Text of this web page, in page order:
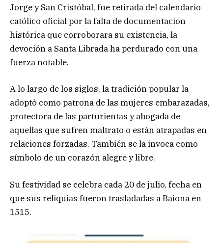
Jorge y San Cristóbal, fue retirada del calendario
católico oficial por la falta de documentación
histórica que corroborara su existencia, la
devoción a Santa Librada ha perdurado con una
fuerza notable.
A lo largo de los siglos, la tradición popular la
adoptó como patrona de las mujeres embarazadas,
protectora de las parturientas y abogada de
aquellas que sufren maltrato o están atrapadas en
relaciones forzadas. También se la invoca como
símbolo de un corazón alegre y libre.
Su festividad se celebra cada 20 de julio, fecha en
que sus reliquias fueron trasladadas a Baiona en
1515.